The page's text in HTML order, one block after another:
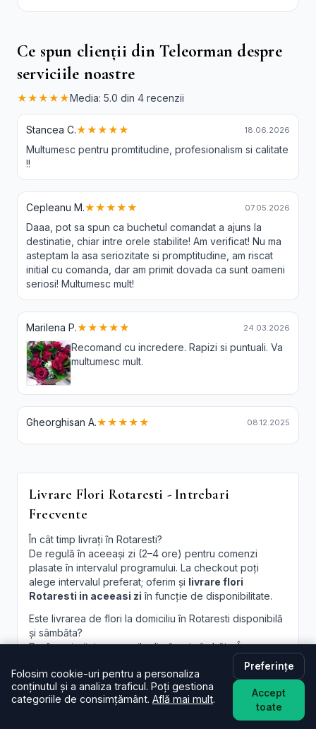
Garoafe Albe
Ce spun clienții din Teleorman despre
serviciile noastre
★★★★★ Media: 5.0 din 4 recenzii
Stancea C.★★★★★ 18.06.2026
Multumesc pentru promtitudine, profesionalism si calitate
!!
Cepleanu M.★★★★★ 07.05.2026
Daaa, pot sa spun ca buchetul comandat a ajuns la
destinatie, chiar intre orele stabilite! Am verificat! Nu ma
asteptam la asa seriozitate si promptitudine, am riscat
initial cu comanda, dar am primit dovada ca sunt oameni
seriosi! Multumesc mult!
Marilena P.★★★★★ 24.03.2026
Recomand cu incredere. Rapizi si puntuali. Va
multumesc mult.
Gheorghisan A.★★★★★ 08.12.2025
Livrare Flori Rotaresti - Intrebari
Frecvente
În cât timp livrați în Rotaresti?
De regulă în aceeași zi (2–4 ore) pentru comenzi
plasate în intervalul programului. La checkout poți
alege intervalul preferat; oferim și livrare flori
Rotaresti in aceeasi zi în funcție de disponibilitate.
Este livrarea de flori la domiciliu în Rotaresti disponibilă
și sâmbăta?
Da, în majoritatea cazurilor livrăm și sâmbăta. În
perioade aglomerate pot exista sloturi limitate, afișate
la finalizare.
Pot programa livrarea pentru o oră anume în Rotaresti?
Oferim intervale orare; pentru ore fixe încercăm să
Folosim cookie-uri pentru a personaliza
conținutul și a analiza traficul. Poți gestiona
categoriile de consimțământ. Află mai mult.
Preferințe
Accept
toate